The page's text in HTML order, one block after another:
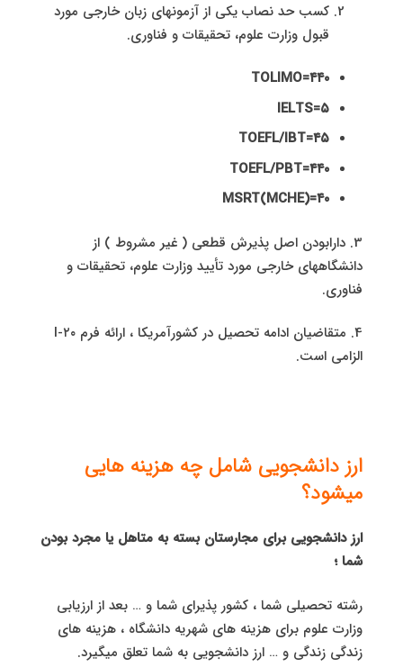
کسب حد نصاب یکی از آزمونهای زبان خارجی مورد
قبول وزارت علوم، تحقیقات و فناوری.
TOLIMO=۴۴۰
IELTS=۵
TOEFL/IBT=۴۵
TOEFL/PBT=۴۴۰
MSRT(MCHE)=۴۰
3. دارابودن اصل پذیرش قطعی ( غیر مشروط ) از
دانشگاههای خارجی مورد تأیید وزارت علوم، تحقیقات و
فناوری.
4. متقاضیان ادامه تحصیل در کشور‌آمریکا ، ارائه فرم I-۲۰
الزامی است.
ارز دانشجویی شامل چه هزینه هایی
میشود؟
ارز دانشجویی برای مجارستان بسته به متاهل یا مجرد بودن
شما ؛
رشته تحصیلی شما ، کشور پذیرای شما و … بعد از ارزیابی
وزارت علوم برای هزینه های شهریه دانشگاه ، هزینه های
زندگی زندگی و … ارز دانشجویی به شما تعلق میگیرد.